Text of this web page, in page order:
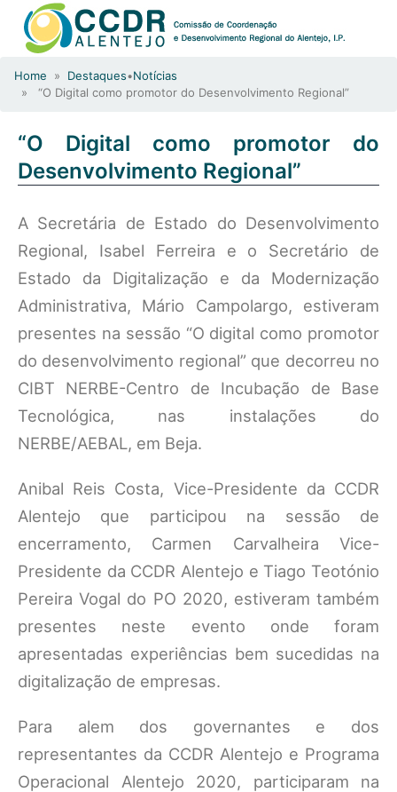
Home » Destaques•Notícias
» “O Digital como promotor do Desenvolvimento Regional”
“O Digital como promotor do
Desenvolvimento Regional”
A Secretária de Estado do Desenvolvimento
Regional, Isabel Ferreira e o Secretário de
Estado da Digitalização e da Modernização
Administrativa, Mário Campolargo, estiveram
presentes na sessão “O digital como promotor
do desenvolvimento regional” que decorreu no
CIBT NERBE-Centro de Incubação de Base
Tecnológica, nas instalações do
NERBE/AEBAL, em Beja.
Anibal Reis Costa, Vice-Presidente da CCDR
Alentejo que participou na sessão de
encerramento, Carmen Carvalheira Vice-
Presidente da CCDR Alentejo e Tiago Teotónio
Pereira Vogal do PO 2020, estiveram também
presentes neste evento onde foram
apresentadas experiências bem sucedidas na
digitalização de empresas.
Para alem dos governantes e dos
representantes da CCDR Alentejo e Programa
Operacional Alentejo 2020, participaram na